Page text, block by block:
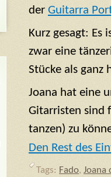
der Guitarra
Kurz gesagt: Es
zwar eine
Stücke als ganz
Joana hat eine
Gitarristen sind
tanzen) zu
Den Rest des
Tags: Fado, Joana